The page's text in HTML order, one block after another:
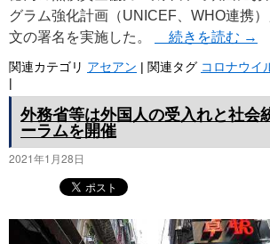
グラム強化計画（UNICEF、WHO連携
文の署名を実施した。
続きを読む →
関連カテゴリ アセアン | 関連タグ コロナウイ
|
外務省等は外国人の受入れと社会
ーラムを開催
2021年1月28日